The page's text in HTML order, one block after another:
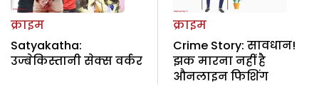
क्राइम
Satyakatha:
उज्बेकिस्तानी सेक्स वर्कर
क्राइम
Crime Story: सावधान!
झक मारना नहीं है
औनलाइन फिशिंग